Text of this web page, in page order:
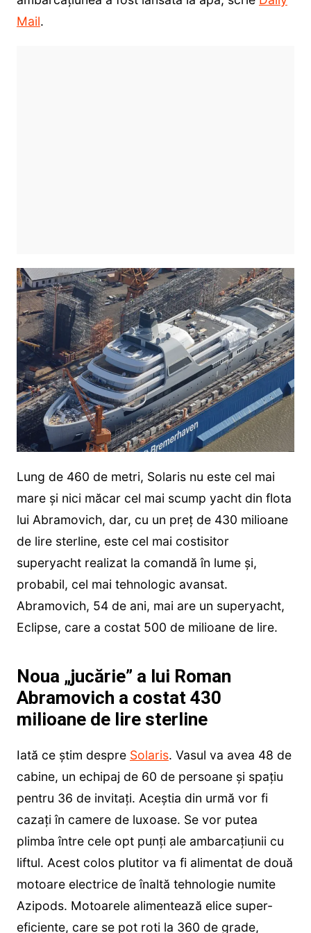
Mail.
Lung de 460 de metri, Solaris nu este cel mai
mare și nici măcar cel mai scump yacht din flota
lui Abramovich, dar, cu un preț de 430 milioane
de lire sterline, este cel mai costisitor
superyacht realizat la comandă în lume și,
probabil, cel mai tehnologic avansat.
Abramovich, 54 de ani, mai are un superyacht,
Eclipse, care a costat 500 de milioane de lire.
Noua „jucărie” a lui Roman
Abramovich a costat 430
milioane de lire sterline
Iată ce știm despre Solaris. Vasul va avea 48 de
cabine, un echipaj de 60 de persoane și spațiu
pentru 36 de invitați. Aceștia din urmă vor fi
cazați în camere de luxoase. Se vor putea
plimba între cele opt punți ale ambarcațiunii cu
liftul. Acest colos plutitor va fi alimentat de două
motoare electrice de înaltă tehnologie numite
Azipods. Motoarele alimentează elice super-
eficiente, care se pot roti la 360 de grade,